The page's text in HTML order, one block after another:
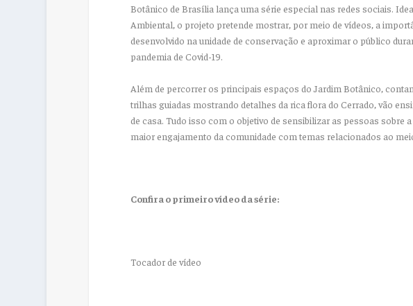
Botânico de Brasília lança uma série especial nas redes sociais.
Ambiental, o projeto pretende mostrar, por meio de vídeos, a
desenvolvido na unidade de conservação e aproximar o público
pandemia de Covid-19.
Além de percorrer os principais espaços do Jardim Botânico,
trilhas guiadas mostrando detalhes da rica flora do Cerrado, vão
de casa. Tudo isso com o objetivo de sensibilizar as pessoas sobre
maior engajamento da comunidade com temas relacionados ao
Confira o primeiro vídeo da série:
Tocador de vídeo